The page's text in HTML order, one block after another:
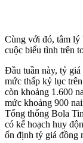
Cùng với đó, tâm lý
cuộc biểu tình trên
Đầu tuần này, tỷ
mức thấp kỷ lục
còn khoảng 1.600
mức khoảng 900
Tổng thống Bola
có kế hoạch huy
ổn định tỷ giá đồng